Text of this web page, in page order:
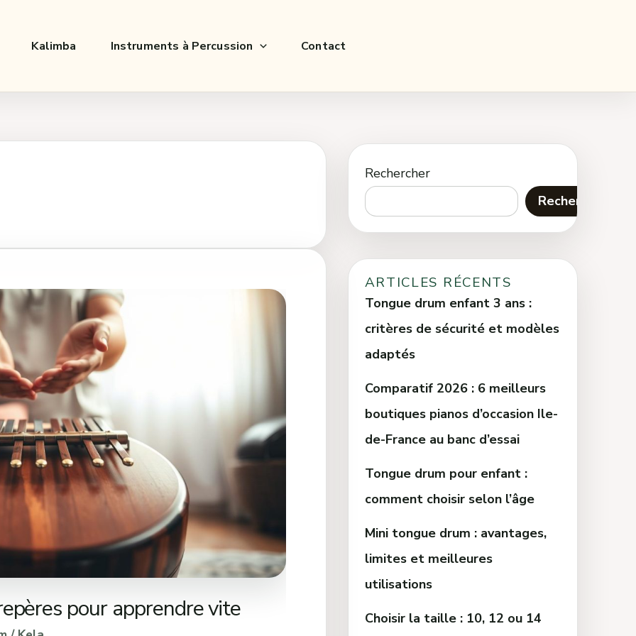
Kalimba Instruments à Percussion Contact
pour apprendre vite
Rechercher
Rechercher
ARTICLES RÉCENTS
Tongue drum enfant 3 ans :
critères de sécurité et modèles
adaptés
Comparatif 2026 : 6 meilleurs
boutiques pianos d’occasion Ile-
de-France au banc d’essai
Tongue drum pour enfant :
comment choisir selon l’âge
Mini tongue drum : avantages,
limites et meilleures
utilisations
Choisir la taille : 10, 12 ou 14